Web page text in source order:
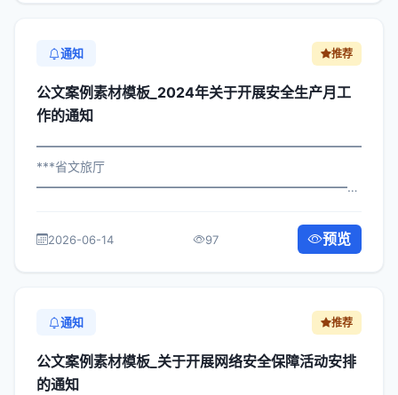
通知 推荐
公文案例素材模板_2024年关于开展安全生产月工
作的通知
***省文旅厅
构： 为深入贯彻落实习近平总书记关于...
2026-06-14 97 预览
通知 推荐
公文案例素材模板_关于开展网络安全保障活动安排
的通知